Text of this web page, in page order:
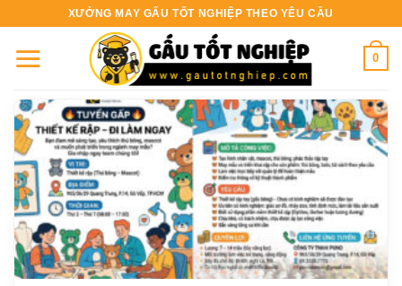
nội
XƯỞNG MAY GẤU TỐT NGHIỆP THEO YÊU CẦU
0